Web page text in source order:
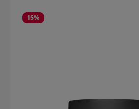
15%